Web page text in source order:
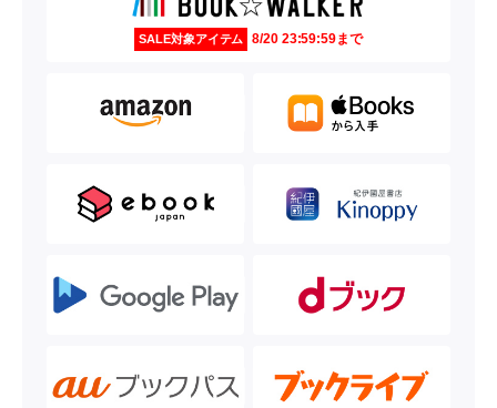
SALE対象アイテム 8/20 23:59:59まで